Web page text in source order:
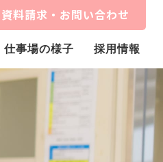
資料請求・お問い合わせ
仕事場の様子 採用情報